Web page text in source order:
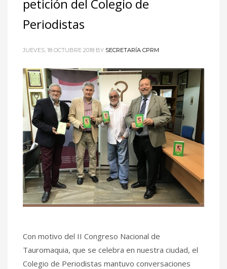
petición del Colegio de
Periodistas
JUEVES, 18 OCTUBRE 2018 BY SECRETARÍA CPRM
Con motivo del II Congreso Nacional de
Tauromaquia, que se celebra en nuestra ciudad, el
Colegio de Periodistas mantuvo conversaciones